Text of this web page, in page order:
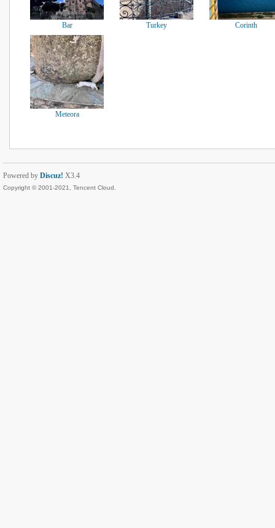
Bar Turkey Corinth
Meteora
Powered by Discuz! X3.4
Copyright © 2001-2021, Tencent Cloud.